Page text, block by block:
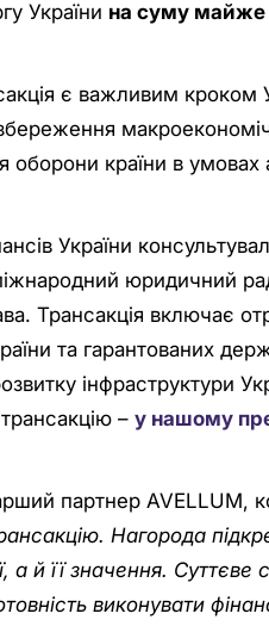
України на суму
є важливим кроком
оборони країни в умовах
України
юридичний
Трансакція включає
та гарантованих
інфраструктури
– у нашому
партнер AVELLUM,
Нагорода
а й її значення.
виконувати